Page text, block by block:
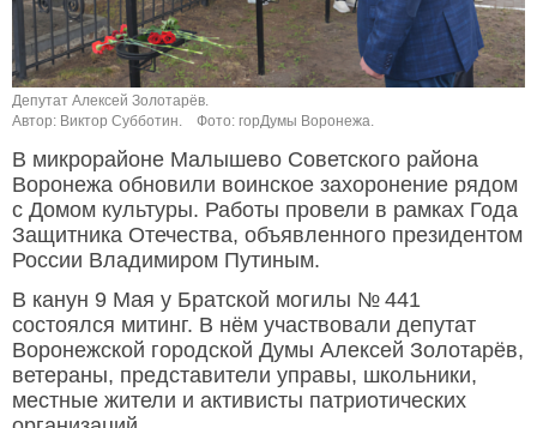
Депутат Алексей Золотарёв.
Автор: Виктор Субботин.
Фото: горДумы Воронежа.
В микрорайоне Малышево Советского района
Воронежа обновили воинское захоронение рядом
с Домом культуры. Работы провели в рамках Года
Защитника Отечества, объявленного президентом
России Владимиром Путиным.
В канун 9 Мая у Братской могилы № 441
состоялся митинг. В нём участвовали депутат
Воронежской городской Думы Алексей Золотарёв,
ветераны, представители управы, школьники,
местные жители и активисты патриотических